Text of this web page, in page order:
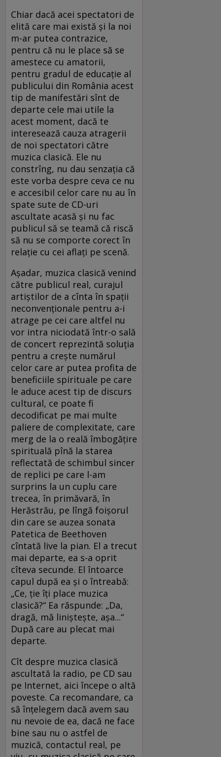
Chiar dacă acei spectatori de
elită care mai există şi la noi
m-ar putea contrazice,
pentru că nu le place să se
amestece cu amatorii,
pentru gradul de educaţie al
publicului din România acest
tip de manifestări sînt de
departe cele mai utile la
acest moment, dacă te
interesează cauza atragerii
de noi spectatori către
muzica clasică. Ele nu
constrîng, nu dau senzaţia că
este vorba despre ceva ce nu
e accesibil celor care nu au în
spate sute de CD-uri
ascultate acasă şi nu fac
publicul să se teamă că riscă
să nu se comporte corect în
relaţie cu cei aflaţi pe scenă.
Aşadar, muzica clasică venind
către publicul real, curajul
artiştilor de a cînta în spaţii
neconvenţionale pentru a-i
atrage pe cei care altfel nu
vor intra niciodată într-o sală
de concert reprezintă soluţia
pentru a creşte numărul
celor care ar putea profita de
beneficiile spirituale pe care
le aduce acest tip de discurs
cultural, ce poate fi
decodificat pe mai multe
paliere de complexitate, care
merg de la o reală îmbogăţire
spirituală pînă la starea
reflectată de schimbul sincer
de replici pe care l-am
surprins la un cuplu care
trecea, în primăvară, în
Herăstrău, pe lîngă foişorul
din care se auzea sonata
Patetica de Beethoven
cîntată live la pian. El a trecut
mai departe, ea s-a oprit
cîteva secunde. El întoarce
capul după ea şi o întreabă:
„Ce, ţie îţi place muzica
clasică?“ Ea răspunde: „Da,
dragă, mă linişteşte, aşa...“
După care au plecat mai
departe.
Cît despre muzica clasică
ascultată la radio, pe CD sau
pe Internet, aici începe o altă
poveste. Ca recomandare, ca
să înţelegem dacă avem sau
nu nevoie de ea, dacă ne face
bine sau nu o astfel de
muzică, contactul real, pe